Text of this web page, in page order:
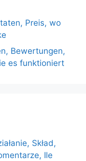
Preis, wo
Bewertungen,
es funktioniert
Skład,
Ile